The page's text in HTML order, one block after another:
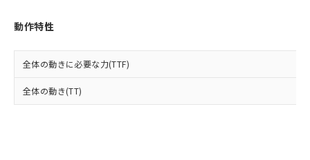
動作特性
全体の動きに必要な力(TTF)
全体の動き(TT)
品・サービスに関するお客様との取
引・商談に必要な範囲で利用すること
※当社の共同利用者とは、
の共同利用に関して"
の「1.共同利
とができます。
EU RoHS指令（10物質）の非含有証明書
51物質の非含有証明書（当社基準）
合意する